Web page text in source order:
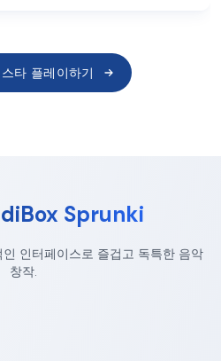
타 플레이하기
Sprunki
인터페이스로 즐겁고 독특한 음악
창작.